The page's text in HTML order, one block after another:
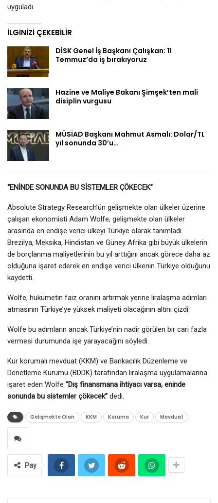
uyguladı.
İLGINIZI ÇEKEBILIR
DİSK Genel İş Başkanı Çalışkan: 11
Temmuz’da iş bırakıyoruz
Hazine ve Maliye Bakanı Şimşek’ten mali
disiplin vurgusu
MÜSİAD Başkanı Mahmut Asmalı: Dolar/TL
yıl sonunda 30’u…
“ENİNDE SONUNDA BU SİSTEMLER ÇÖKECEK”
Absolute Strategy Research’ün gelişmekte olan ülkeler üzerine
çalışan ekonomisti Adam Wolfe, gelişmekte olan ülkeler
arasında en endişe verici ülkeyi Türkiye olarak tanımladı.
Brezilya, Meksika, Hindistan ve Güney Afrika gibi büyük ülkelerin
de borçlanma maliyetlerinin bu yıl arttığını ancak görece daha az
olduğuna işaret ederek en endişe verici ülkenin Türkiye olduğunu
kaydetti.
Wolfe, hükümetin faiz oranını artırmak yerine liralaşma adımları
atmasının Türkiye’ye yüksek maliyeti olacağının altını çizdi.
Wolfe bu adımların ancak Türkiye’nin nadir görülen bir cari fazla
vermesi durumunda işe yarayacağını söyledi.
Kur korumalı mevduat (KKM) ve Bankacılık Düzenleme ve
Denetleme Kurumu (BDDK) tarafından liralaşma uygulamalarına
işaret eden Wolfe “Dış finansmana ihtiyacı varsa, eninde
sonunda bu sistemler çökecek” dedi.
Gelişmekte Olan KKM Koruma Kur Mevduat
Pay